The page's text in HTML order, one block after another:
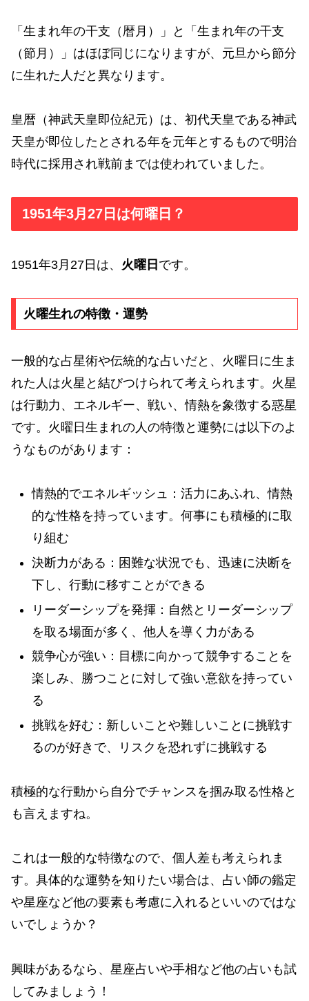
「生まれ年の干支（暦月）」と「生まれ年の干支
（節月）」はほぼ同じになりますが、元旦から節分
に生れた人だと異なります。
皇暦（神武天皇即位紀元）は、初代天皇である神武
天皇が即位したとされる年を元年とするもので明治
時代に採用され戦前までは使われていました。
1951年3月27日は何曜日？
1951年3月27日は、 火曜日 です。
火曜生れの特徴・運勢
一般的な占星術や伝統的な占いだと、火曜日に生ま
れた人は火星と結びつけられて考えられます。火星
は行動力、エネルギー、戦い、情熱を象徴する惑星
です。火曜日生まれの人の特徴と運勢には以下のよ
うなものがあります：
情熱的でエネルギッシュ：活力にあふれ、情熱
的な性格を持っています。何事にも積極的に取
り組む
決断力がある：困難な状況でも、迅速に決断を
下し、行動に移すことができる
リーダーシップを発揮：自然とリーダーシップ
を取る場面が多く、他人を導く力がある
競争心が強い：目標に向かって競争することを
楽しみ、勝つことに対して強い意欲を持ってい
る
挑戦を好む：新しいことや難しいことに挑戦す
るのが好きで、リスクを恐れずに挑戦する
積極的な行動から自分でチャンスを掴み取る性格と
も言えますね。
これは一般的な特徴なので、個人差も考えられま
す。具体的な運勢を知りたい場合は、占い師の鑑定
や星座など他の要素も考慮に入れるといいのではな
いでしょうか？
興味があるなら、星座占いや手相など他の占いも試
してみましょう！